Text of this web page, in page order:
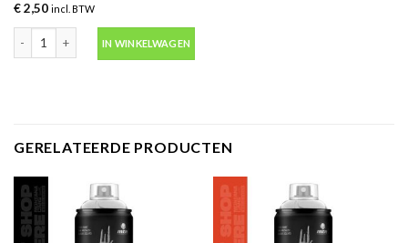
€2,50 incl. BTW
Handschoenen Nylon PU maat L -Montana aantal
IN WINKELWAGEN
GERELATEERDE PRODUCTEN